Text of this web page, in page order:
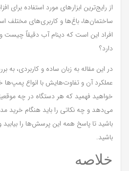
از رایج‌ترین ابزارهای مورد استفاده برای
ساختمان‌ها، باغ‌ها و کاربری‌های مختلف
افراد این است که دینام آب دقیقاً چیست
دارد؟
در این مقاله به زبان ساده و کاربردی، به
عملکرد آن و تفاوت‌هایش با انواع
خواهید فهمید که هر دستگاه در چه
می‌دهد و چه نکاتی را باید هنگام خرید
باشید تا پاسخ همه این پرسش‌ها را
باشید.
خلاصه